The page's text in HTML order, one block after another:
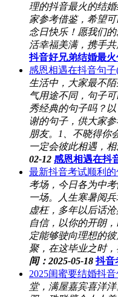
理的抖音最火的结
家参考借鉴，希望
念日快乐！愿我们
活幸福美满，携手
抖音好兄弟结婚最
感恩相遇在抖音句子
生活中，大家最不
气用途不同，句子
秀经典的句子吗？
谢的句子，供大家
朋友。1、不晓得你
一定会彼此相遇，
02-12 感恩相遇在抖
最新抖音考试顺利的
考场，今日各为中
一场。人生寒暑阅
虚枉，多年以后话
自信，以你的开朗
定能够驶向理想的
聚，在这毕业之时
间：2025-05-18 抖音
2025闺蜜要结婚抖音
堂，满屋嘉宾喜洋